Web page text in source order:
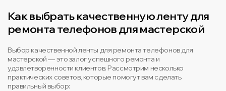
Как выбрать качественную ленту для
ремонта телефонов для мастерской
Выбор качественной ленты для ремонта телефонов для
мастерской — это залог успешного ремонта и
удовлетворенности клиентов. Рассмотрим несколько
практических советов, которые помогут вам сделать
правильный выбор: